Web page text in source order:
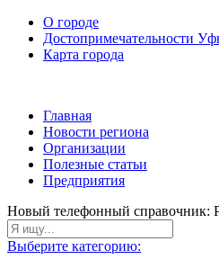
О городе
Достопримечательности
Карта города
Главная
Новости региона
Организации
Полезные статьи
Предприятия
Новый телефонный справочник:
Выберите категорию: